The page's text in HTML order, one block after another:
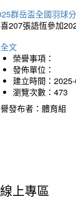
群岳盃全國羽球
207張語恆參加
文
榮譽事項：
發佈單位：
建立時間：
瀏覽次數：473
發布者：體育組
線上專區